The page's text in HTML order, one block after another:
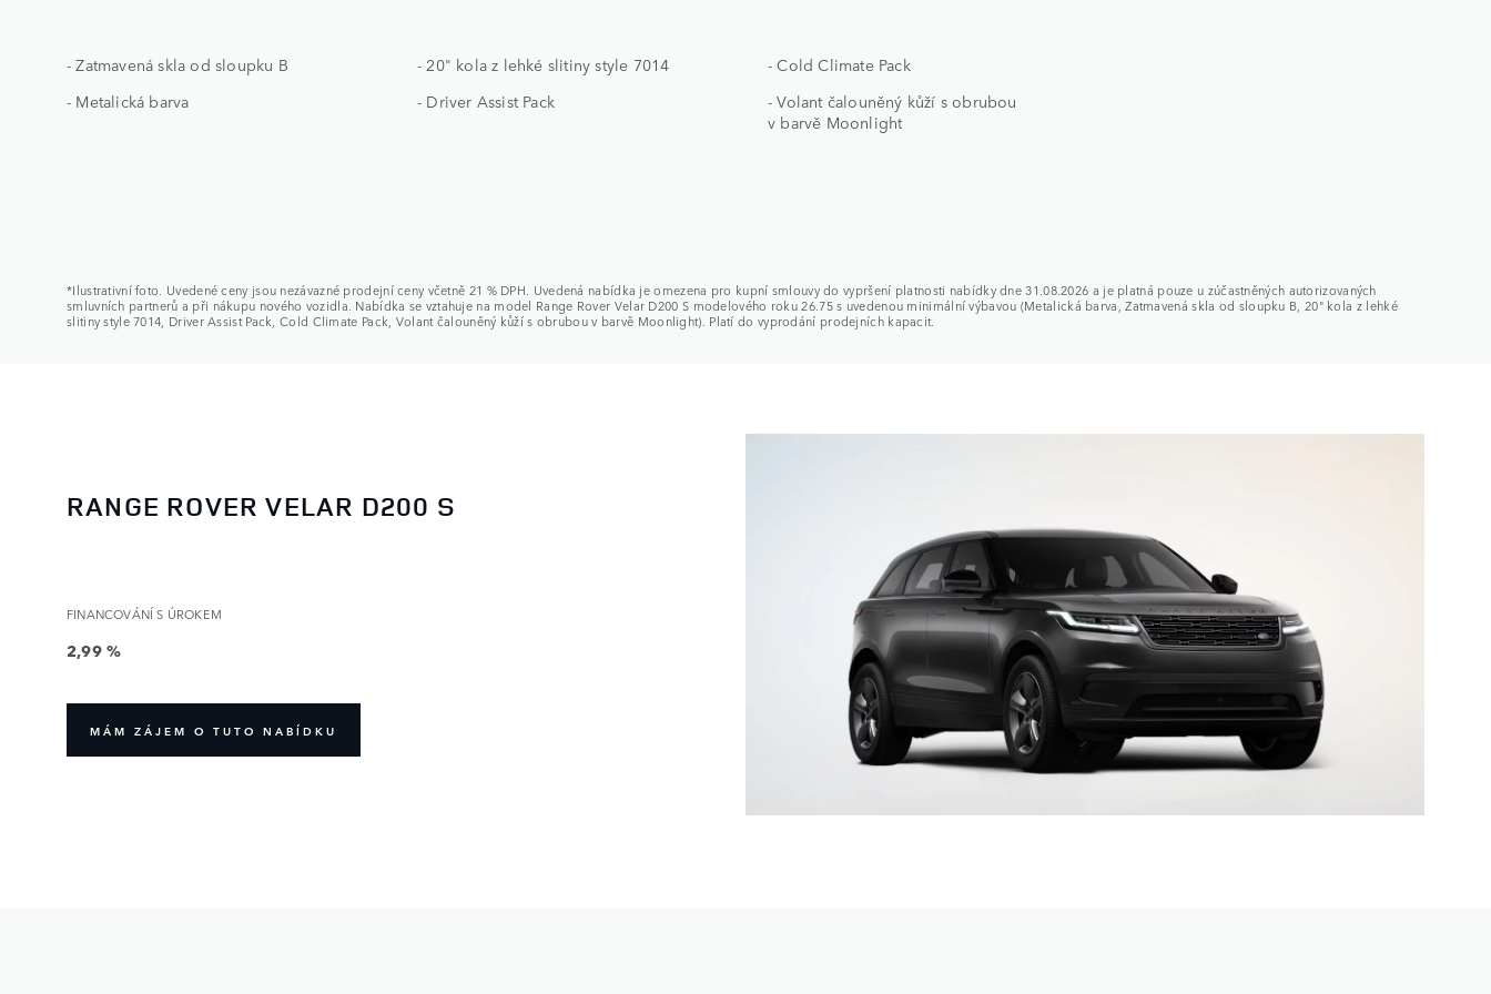
- Zatmavená skla od sloupku B
- Metalická barva
- 20" kola z lehké slitiny style 7014
- Driver Assist Pack
- Cold Climate Pack
- Volant čalouněný kůží s obrubou
v barvě Moonlight
*Ilustrativní foto. Uvedené ceny jsou nezávazné prodejní ceny včetně 21 % DPH. Uvedená nabídka je omezena pro kupní smlouvy do vypršení platnosti nabídky dne 31.08.2026 a je platná pouze u zúčastněných autorizovaných
smluvních partnerů a při nákupu nového vozidla. Nabídka se vztahuje na model Range Rover Velar D200 S modelového roku 26.75 s uvedenou minimální výbavou (Metalická barva, Zatmavená skla od sloupku B, 20" kola z lehké
slitiny style 7014, Driver Assist Pack, Cold Climate Pack, Volant čalouněný kůží s obrubou v barvě Moonlight). Platí do vyprodání prodejních kapacit.
RANGE ROVER VELAR D200 S
FINANCOVÁNÍ S ÚROKEM
2,99 %
MÁM ZÁJEM O TUTO NABÍDKU